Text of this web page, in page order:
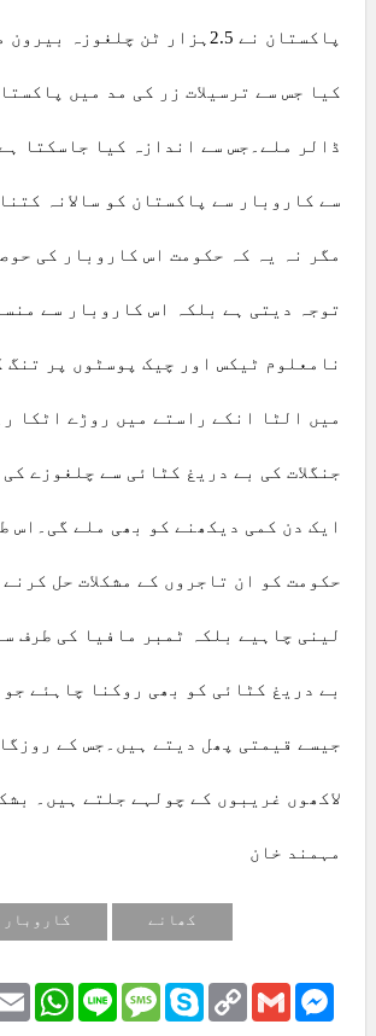
پاکستان نے 2.5ہزار ٹن چلغوزہ
ڈالر ملے۔جس سے اندازہ کیا جاسکتا
سے کاروبار سے پاکستان کو سالانہ
مگر نہ یہ کہ حکومت اس کاروبار کی
توجہ دیتی ہے بلکہ اس کاروبار سے
نامعلوم ٹیکس اور چیک پوسٹوں پر تنگ
میں الٹا انکے راستے میں روڑے اٹکا
جنگلات کی بے دریغ کٹائی سے چلغوزے
ایک دن کمی دیکھنے کو بھی ملے گی۔اس
حکومت کو ان تاجروں کے مشکلات حل
لینی چاہیے بلکہ ٹمبر مافیا کی طرف
بے دریغ کٹائی کو بھی روکنا چاہئے
جیسے قیمتی پھل دیتے ہیں۔جس کے
لاکھوں غریبوں کے چولہے جلتے ہیں۔
مہمند خان
کھانے کاروبار
EmailWhatsApp
Line Message
SkypeCopy
Link
Gmail